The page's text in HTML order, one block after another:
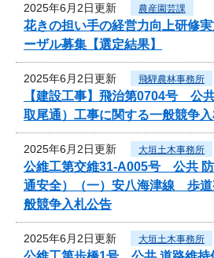
2025年6月2日更新 農産園芸課
花きの担い手の経営力向上研修
ーザル募集【選定結果】
2025年6月2日更新 飛騨農林事務所
【建設工事】飛治第0704号 公
取尾通）工事に関する一般競争
2025年6月2日更新 大垣土木事務所
公維工第交維31-A005号 公共
通安全）（一）安八海津線 歩道
般競争入札公告
2025年6月2日更新 大垣土木事務所